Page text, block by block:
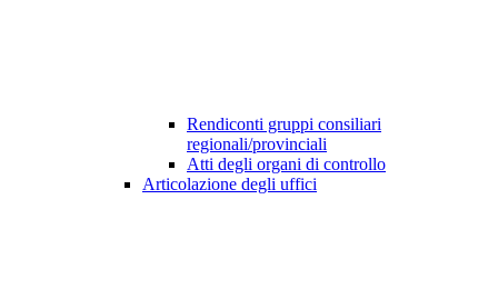
Rendiconti gruppi consiliari
regionali/provinciali
Atti degli organi di controllo
Articolazione degli uffici